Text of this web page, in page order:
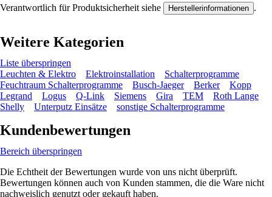
Verantwortlich für Produktsicherheit siehe Herstellerinformationen .
Weitere Kategorien
Liste überspringen
Leuchten & Elektro
Elektroinstallation
Schalterprogramme
Feuchtraum Schalterprogramme
Busch-Jaeger Berker
Kopp
Legrand
Logus Q-Link Siemens Gira TEM
Roth Lange
Shelly
Unterputz Einsätze sonstige Schalterprogramme
Kundenbewertungen
Bereich überspringen
Die Echtheit der Bewertungen wurde von uns nicht überprüft.
Bewertungen können auch von Kunden stammen, die die Ware nicht
nachweislich genutzt oder gekauft haben.